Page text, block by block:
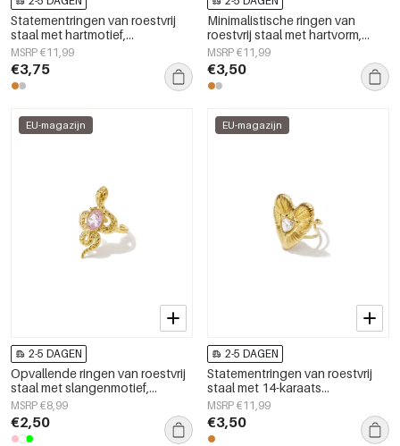
Statementringen van roestvrij
staal met hartmotief,
eenvoudige en alledaagse
serie, dames sieraden
MSRP €11,99
€3,75
Minimalistische ringen van
roestvrij staal met hartvorm,
eenvoudige dagelijkse serie
voor dames.
MSRP €11,99
€3,50
EU-magazijn
2-5 DAGEN
Opvallende ringen van roestvrij
staal met slangenmotief,
klassieke collectie voor feestjes
en bijeenkomsten, luxe
damessieraden.
MSRP €8,99
€2,50
EU-magazijn
2-5 DAGEN
Statementringen van roestvrij
staal met 14-karaats
goudlaagje, hartvormig,
eenvoudig, dagelijks gebruik,
Simple Series, damessieraden
MSRP €11,99
€3,50